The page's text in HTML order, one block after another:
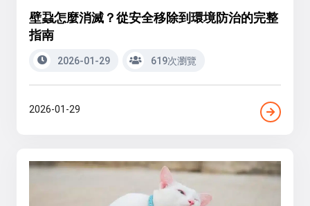
壁蝨怎麼消滅？從安全移除到環境防治的完整
指南
2026-01-29 619次瀏覽
2026-01-29